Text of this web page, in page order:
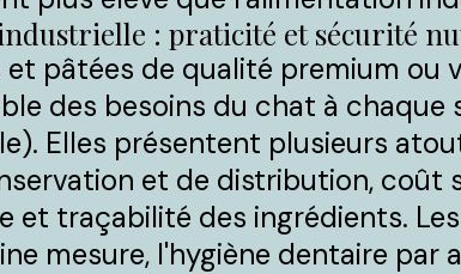
: praticité et sécurité
pâtées de qualité premium ou
des besoins du chat à chaque
Elles présentent plusieurs
et de distribution, coût
et traçabilité des ingrédients.
mesure, l'hygiène dentaire par